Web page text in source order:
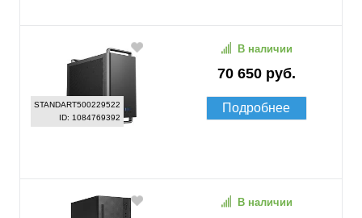
STANDART500229522
ID: 1084769392
70 650 руб.
В наличии
Подробнее
В наличии